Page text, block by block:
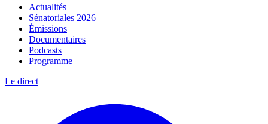
Actualités
Sénatoriales 2026
Émissions
Documentaires
Podcasts
Programme
Le direct